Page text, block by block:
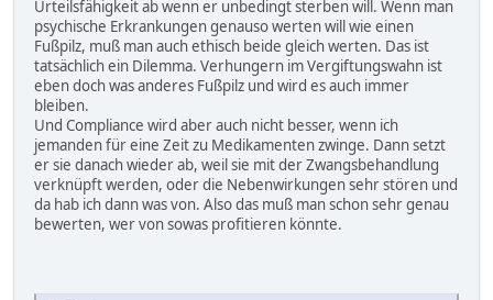
Urteilsfähigkeit ab wenn er unbedingt sterben will. Wenn man
psychische Erkrankungen genauso werten will wie einen
Fußpilz, muß man auch ethisch beide gleich werten. Das ist
tatsächlich ein Dilemma. Verhungern im Vergiftungswahn ist
eben doch was anderes Fußpilz und wird es auch immer
bleiben.
Und Compliance wird aber auch nicht besser, wenn ich
jemanden für eine Zeit zu Medikamenten zwinge. Dann setzt
er sie danach wieder ab, weil sie mit der Zwangsbehandlung
verknüpft werden, oder die Nebenwirkungen sehr stören und
da hab ich dann was von. Also das muß man schon sehr genau
bewerten, wer von sowas profitieren könnte.